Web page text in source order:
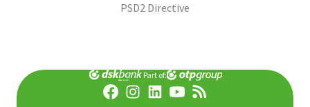
PSD2 Directive
Part of: